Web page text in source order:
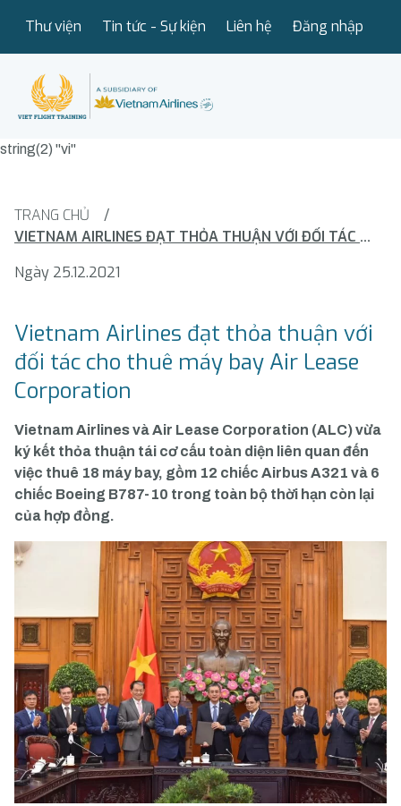
Thư viện Tin tức - Sự kiện Liên hệ Đăng nhập
string(2) "vi"
TRANG CHỦ
/
VIETNAM AIRLINES ĐẠT THỎA THUẬN VỚI ĐỐI TÁC CHO THUÊ MÁY BAY AIR LEASE CORPORATION
Ngày 25.12.2021
Vietnam Airlines đạt thỏa thuận với
đối tác cho thuê máy bay Air Lease
Corporation
Vietnam Airlines và Air Lease Corporation (ALC) vừa
ký kết thỏa thuận tái cơ cấu toàn diện liên quan đến
việc thuê 18 máy bay, gồm 12 chiếc Airbus A321 và 6
chiếc Boeing B787-10 trong toàn bộ thời hạn còn lại
của hợp đồng.